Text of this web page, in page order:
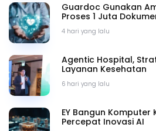
4 hari yang lalu
Guardoc Gunakan
Proses 1 Juta
6 hari yang lalu
Agentic Hospital,
Layanan Kesehatan
EY Bangun
Percepat Inovasi AI